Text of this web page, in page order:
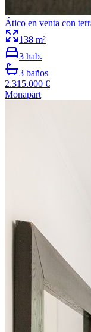
Ático en venta con
138 m²
3 hab.
3 baños
2.315.000 €
Monapart